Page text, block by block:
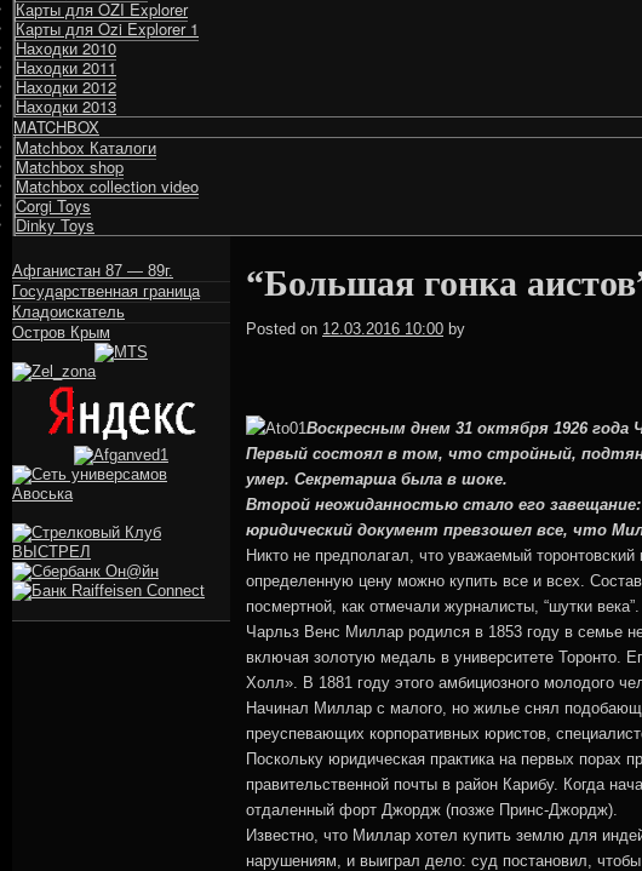
Карты для OZI Explorer
Карты для Ozi Explorer 1
Находки 2010
Находки 2011
Находки 2012
Находки 2013
MATCHBOX
Matchbox Каталоги
Matchbox shop
Matchbox collection video
Corgi Toys
Dinky Toys
“Большая гонка
Posted on 12.03.2016 10:00 by
Воскресным днем 31 октября 1926 года
Первый состоял в том, что стройный,
умер. Секретарша была в шоке.
Второй неожиданностью стало его
юридический документ превзошел все, что
Никто не предполагал, что уважаемый
определенную цену можно купить все и всех.
посмертной, как отмечали журналисты, “шутки века”.
Чарльз Венс Миллар родился в 1853 году в семье
включая золотую медаль в университете Торонто.
Холл». В 1881 году этого амбициозного молодого
Начинал Миллар с малого, но жилье снял
преуспевающих корпоративных юристов,
Поскольку юридическая практика на первых порах
правительственной почты в район Карибу. Когда
отдаленный форт Джордж (позже Принс-Джордж).
Известно, что Миллар хотел купить землю для
нарушениям, и выиграл дело: суд постановил,
Афганистан 87 — 89г.
Государственная граница
Кладоискатель
Остров Крым